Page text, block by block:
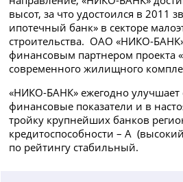
высот, за что удостоился в 2011
ипотечный банк» в секторе
строительства. ОАО «НИКО-БАНК»
финансовым партнером проекта
современного жилищного
«НИКО-БАНК» ежегодно
финансовые показатели и в
тройку крупнейших банков
кредитоспособности – А
по рейтингу стабильный.